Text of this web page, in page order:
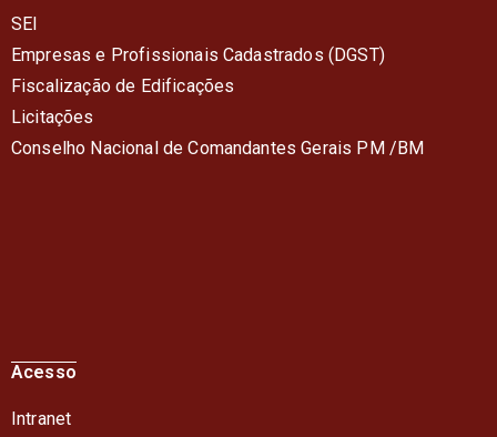
SEI
Empresas e Profissionais Cadastrados (DGST)
Fiscalização de Edificações
Licitações
Conselho Nacional de Comandantes Gerais PM /BM
Acesso
Intranet